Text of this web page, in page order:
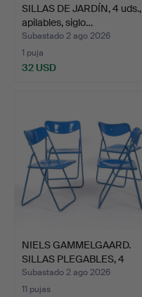
SILLAS DE JARDÍN, 4 uds.,
apilables, siglo…
Subastado 2 ago 2026
1 puja
32 USD
NIELS GAMMELGAARD.
SILLAS PLEGABLES, 4
uds…
Subastado 2 ago 2026
11 pujas